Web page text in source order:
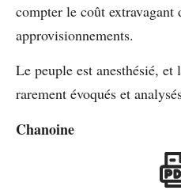
compter le coût extravagant
approvisionnements.
Le peuple est anesthésié, et
rarement évoqués et
Chanoine